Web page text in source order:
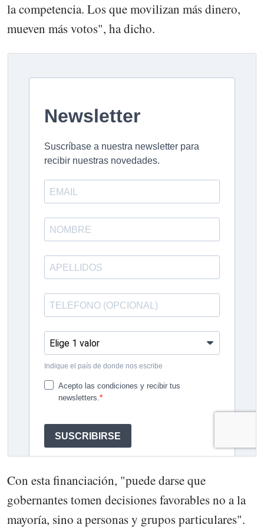
la competencia. Los que movilizan más dinero,
mueven más votos", ha dicho.
Con esta financiación, "puede darse que
gobernantes tomen decisiones favorables no a la
mayoría, sino a personas y grupos particulares".